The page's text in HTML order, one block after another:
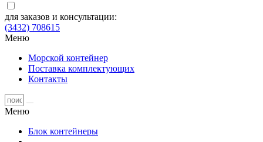
для заказов и консультации:
(3432) 708615
Меню
Морской контейнер
Поставка комплектующих
Контакты
Меню
Блок контейнеры